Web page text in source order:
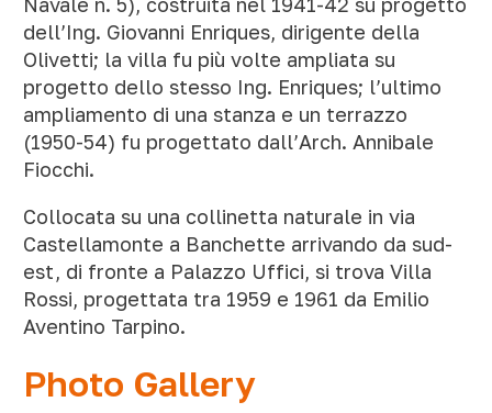
dell’Ing. Giovanni Enriques, dirigente della
Olivetti; la villa fu più volte ampliata su
progetto dello stesso Ing. Enriques; l’ultimo
ampliamento di una stanza e un terrazzo
(1950-54) fu progettato dall’Arch. Annibale
Fiocchi.
Collocata su una collinetta naturale in via
Castellamonte a Banchette arrivando da sud-
est, di fronte a Palazzo Uffici, si trova Villa
Rossi, progettata tra 1959 e 1961 da Emilio
Aventino Tarpino.
Photo Gallery